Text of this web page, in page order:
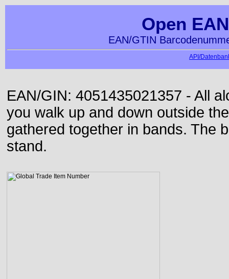
Open
EAN/GTIN
API/
EAN/GIN: 4051435021357 - All
you walk up and down outside
gathered together in bands. The
stand.